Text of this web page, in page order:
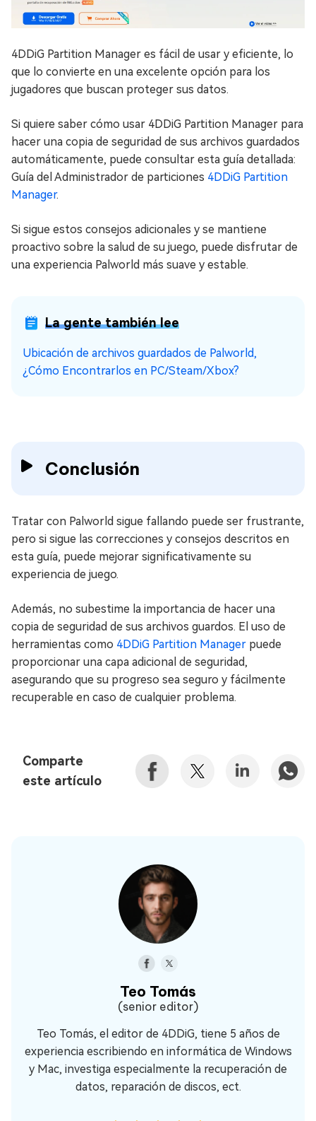
4DDiG Partition Manager es fácil de usar y eficiente, lo
que lo convierte en una excelente opción para los
jugadores que buscan proteger sus datos.
Si quiere saber cómo usar 4DDiG Partition Manager para
hacer una copia de seguridad de sus archivos guardados
automáticamente, puede consultar esta guía detallada:
Guía del Administrador de particiones 4DDiG Partition
Manager.
Si sigue estos consejos adicionales y se mantiene
proactivo sobre la salud de su juego, puede disfrutar de
una experiencia Palworld más suave y estable.
La gente también lee
Ubicación de archivos guardados de Palworld,
¿Cómo Encontrarlos en PC/Steam/Xbox?
Conclusión
Tratar con Palworld sigue fallando puede ser frustrante,
pero si sigue las correcciones y consejos descritos en
esta guía, puede mejorar significativamente su
experiencia de juego.
Además, no subestime la importancia de hacer una
copia de seguridad de sus archivos guardos. El uso de
herramientas como 4DDiG Partition Manager puede
proporcionar una capa adicional de seguridad,
asegurando que su progreso sea seguro y fácilmente
recuperable en caso de cualquier problema.
Comparte
este artículo
Teo Tomás
(senior editor)
Teo Tomás, el editor de 4DDiG, tiene 5 años de
experiencia escribiendo en informática de Windows
y Mac, investiga especialmente la recuperación de
datos, reparación de discos, ect.